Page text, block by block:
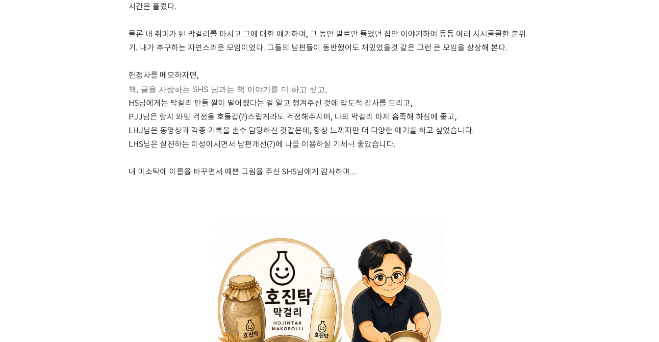
시간은 흘렀다.
물론 내 취미가 된 막걸리를 마시고 그에 대한 얘기하며, 그 동안 말로만 들었던 집안 이야기하며 등등 여러 시시콜콜한 분위
기. 내가 추구하는 자연스러운 모임이었다. 그들의 남편들이 동반했어도 재밌었을것 같은 그런 큰 모임을 상상해 본다.
헌정사를 메모하자면,
책, 글을 사랑하는 SHS 님과는 책 이야기를 더 하고 싶고,
HS님에게는 막걸리 만들 쌀이 떨어졌다는 걸 알고 챙겨주신 것에 압도적 감사를 드리고,
PJJ님은 항시 와잎 걱정을 호들갑(?)스럽게라도 걱정해주시며, 나의 막걸리 마저 흡족해 하심에 좋고,
LHJ님은 동영상과 각종 기록을 손수 담당하신 것같은데, 항상 느끼지만 더 다양한 얘기를 하고 싶었습니다.
LHS님은 실천하는 이성이시면서 남편개선(?)에 나를 이용하실 기세~! 좋았습니다.
내 미소탁에 이름을 바꾸면서 예쁜 그림을 주신 SHS님에게 감사하며...